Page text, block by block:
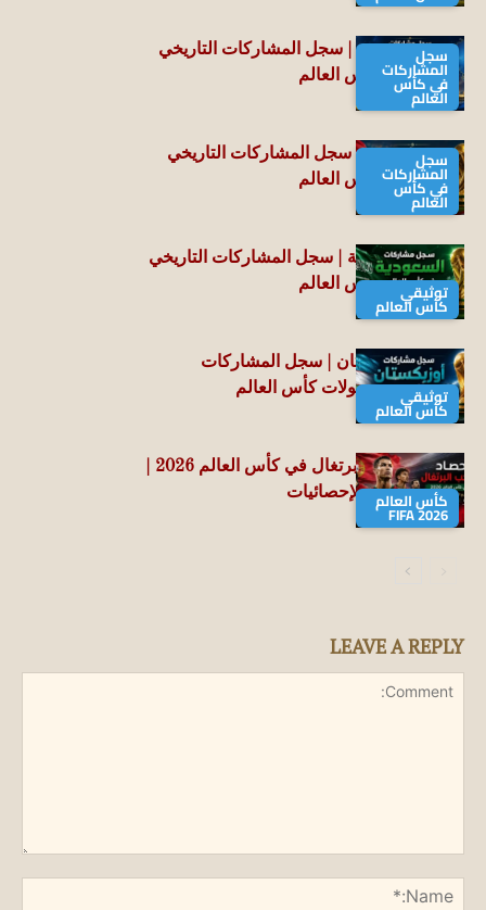
سجل
المشاركات
في كأس
العالم
منتخب أستراليا | سجل المشاركات التاريخي
في بطولات كأس العالم
سجل
المشاركات
في كأس
العالم
منتخب العراق | سجل المشاركات التاريخي
في بطولات كأس العالم
توثيقي
كأس العالم
منتخب السعودية | سجل المشاركات التاريخي
في بطولات كأس العالم
توثيقي
كأس العالم
منتخب أوزبكستان | سجل المشاركات
التاريخي في بطولات كأس العالم
كأس العالم
FIFA 2026
جميع الأرقام والإحصائيات
LEAVE A REPLY